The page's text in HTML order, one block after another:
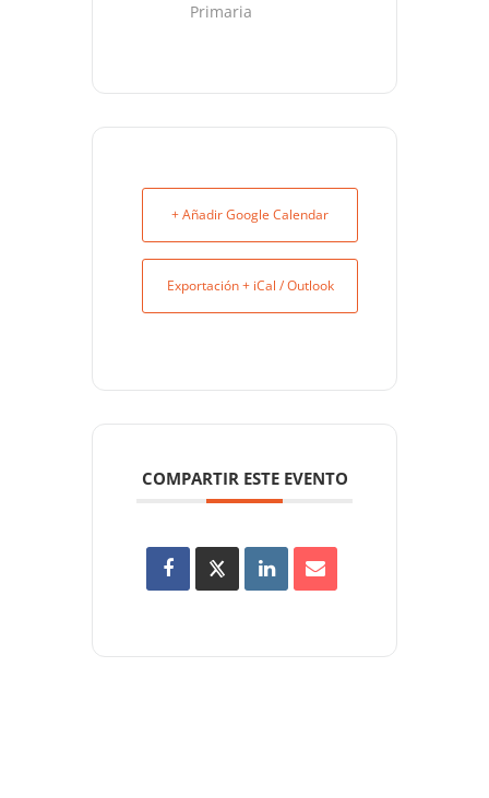
Primaria
+ Añadir Google Calendar
Exportación + iCal / Outlook
COMPARTIR ESTE EVENTO